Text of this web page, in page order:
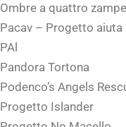
Ombre a quattro zampe
Pacav – Progetto aiuta
PAl
Pandora Tortona
Podenco’s Angels
Progetto Islander